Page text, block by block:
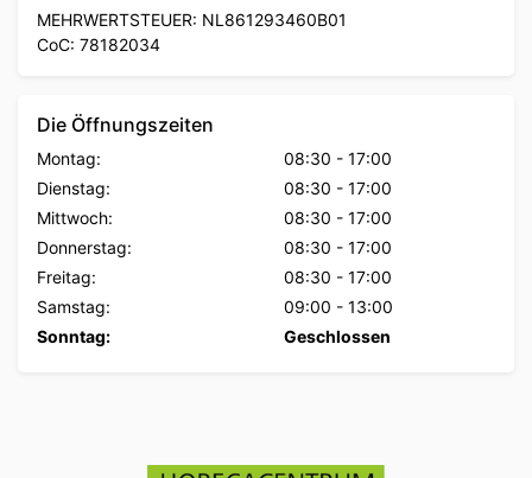
MEHRWERTSTEUER: NL861293460B01
CoC: 78182034
Die Öffnungszeiten
Montag: 08:30 - 17:00
Dienstag:
08:30 - 17:00
Mittwoch:
08:30 - 17:00
Donnerstag:
08:30 - 17:00
Freitag:
08:30 - 17:00
Samstag:
09:00 - 13:00
Sonntag:
Geschlossen